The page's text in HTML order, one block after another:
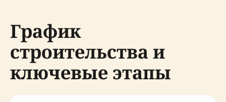
График
строительства и
ключевые этапы